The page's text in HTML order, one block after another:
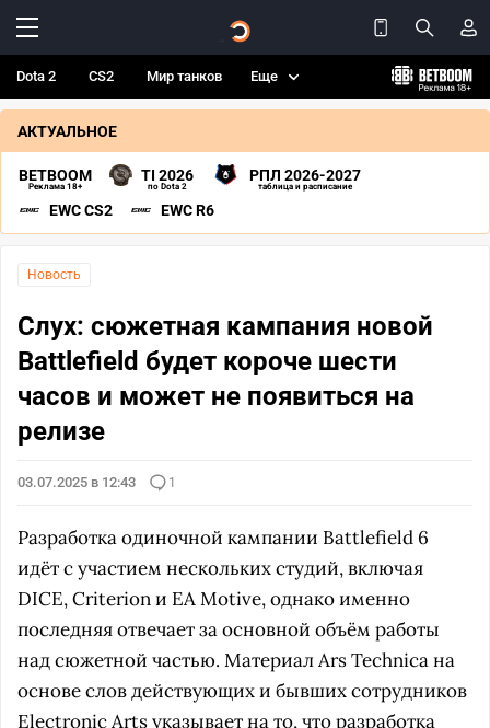
Dota 2 CS2 Мир танков Еще
АКТУАЛЬНОЕ
BETBOOM
Реклама 18+
TI 2026
по Dota 2
РПЛ 2026-2027
таблица и расписание
EWC CS2 EWC R6
Новость
Слух: сюжетная кампания новой
Battlefield будет короче шести
часов и может не появиться на
релизе
03.07.2025 в 12:43 1
Разработка одиночной кампании Battlefield 6
идёт с участием нескольких студий, включая
DICE, Criterion и EA Motive, однако именно
последняя отвечает за основной объём работы
над сюжетной частью. Материал Ars Technica на
основе слов действующих и бывших сотрудников
Electronic Arts указывает на то, что разработка